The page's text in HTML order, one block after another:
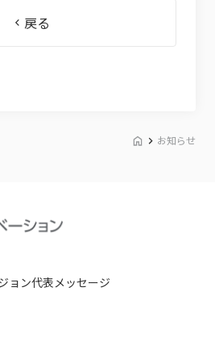
戻る
お知らせ
ョン代表メッセージ